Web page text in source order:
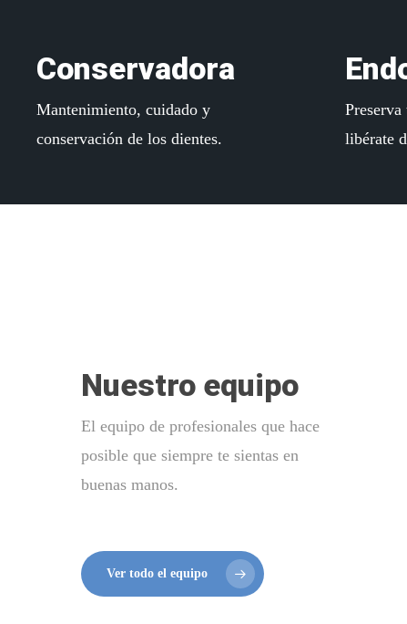
Conservadora
Mantenimiento, cuidado y
conservación de los dientes.
libérate
Nuestro equipo
El equipo de profesionales que hace
posible que siempre te sientas en
buenas manos.
Ver todo el equipo